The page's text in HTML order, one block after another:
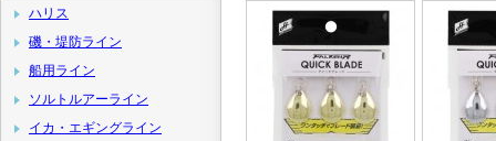
ハリス
磯・堤防ライン
船用ライン
ソルトルアーライン
イカ・エギングライン